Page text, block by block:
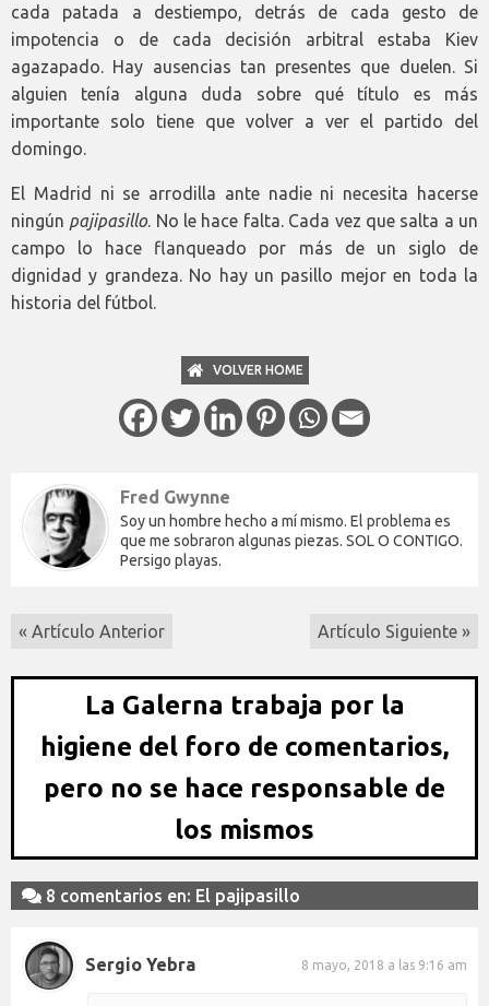
cada patada a destiempo, detrás de cada gesto de
impotencia o de cada decisión arbitral estaba Kiev
agazapado. Hay ausencias tan presentes que duelen. Si
alguien tenía alguna duda sobre qué título es más
importante solo tiene que volver a ver el partido del
domingo.
El Madrid ni se arrodilla ante nadie ni necesita hacerse
ningún pajipasillo. No le hace falta. Cada vez que salta a un
campo lo hace flanqueado por más de un siglo de
dignidad y grandeza. No hay un pasillo mejor en toda la
historia del fútbol.
VOLVER HOME
Fred Gwynne
Soy un hombre hecho a mí mismo. El problema es
que me sobraron algunas piezas. SOL O CONTIGO.
Persigo playas.
« Artículo Anterior Artículo Siguiente »
La Galerna trabaja por la
higiene del foro de comentarios,
pero no se hace responsable de
los mismos
8 comentarios en: El pajipasillo
Sergio Yebra 8 mayo, 2018 a las 9:16 am